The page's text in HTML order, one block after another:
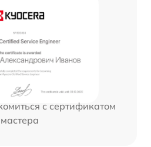
с сертификатом
мастера